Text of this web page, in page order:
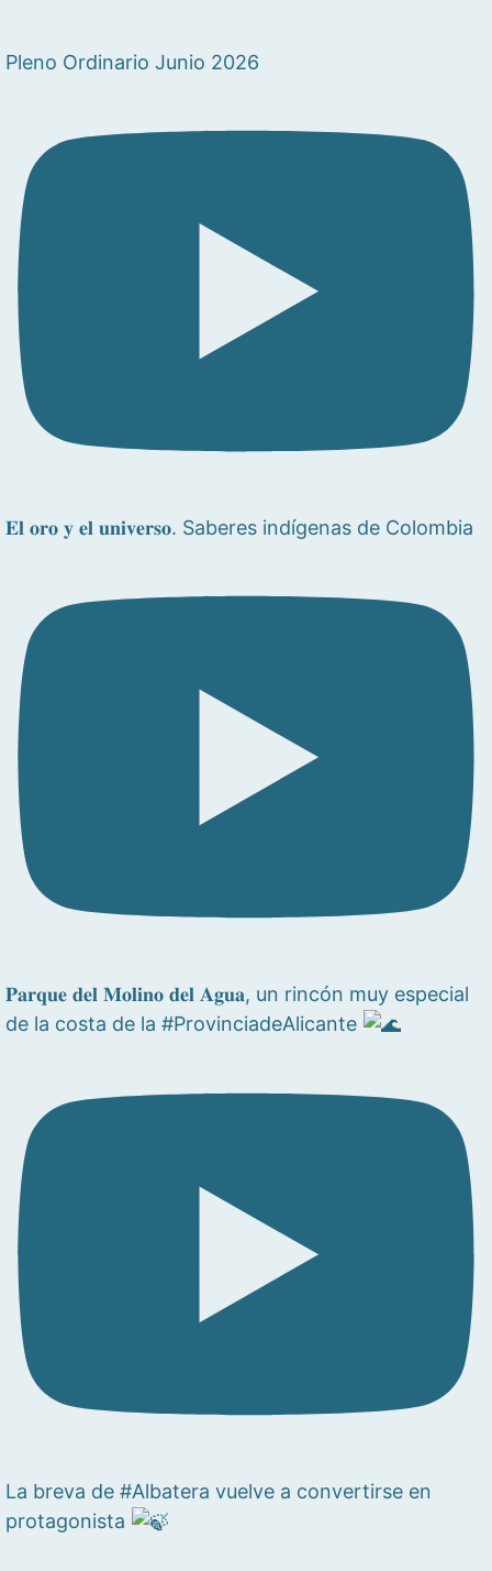
Pleno Ordinario Junio 2026
𝐄𝐥 𝐨𝐫𝐨 𝐲 𝐞𝐥 𝐮𝐧𝐢𝐯𝐞𝐫𝐬𝐨. Saberes indígenas de Colombia
𝐏𝐚𝐫𝐪𝐮𝐞 𝐝𝐞𝐥 𝐌𝐨𝐥𝐢𝐧𝐨 𝐝𝐞𝐥 𝐀𝐠𝐮𝐚, un rincón muy especial
de la costa de la #ProvinciadeAlicante
La breva de #Albatera vuelve a convertirse en
protagonista